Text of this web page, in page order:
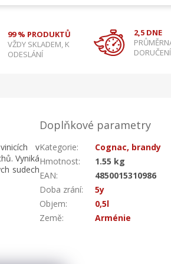
99 % PRODUKTŮ
VŽDY SKLADEM, K
ODESLÁNÍ
2,5 DNE
DORUČENÍ
v
Vyniká
sudech
Doplňkové parametry
Kategorie:
Cognac, brandy
Hmotnost:
1.55 kg
EAN:
4850015310986
Doba zrání:
5y
Objem:
0,5l
Země: Arménie